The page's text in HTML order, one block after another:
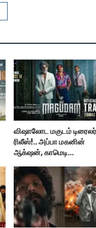
விஷாலோட மகுடம்
ரிலீஸ்!.. அப்பா மகனின்
ஆக்‌ஷன், காமெடி